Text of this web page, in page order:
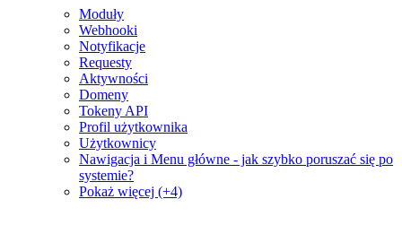
Moduły
Webhooki
Notyfikacje
Requesty
Aktywności
Domeny
Tokeny API
Profil użytkownika
Użytkownicy
Nawigacja i Menu główne - jak szybko poruszać się po
systemie?
Pokaż więcej (+4)